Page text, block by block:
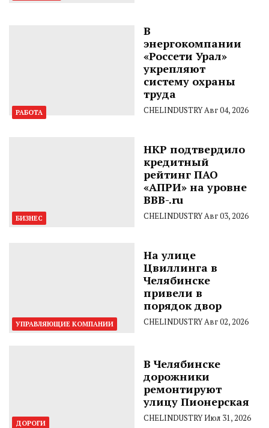
РАБОТА
В
энергокомпании
«Россети Урал»
укрепляют
систему охраны
труда
CHELINDUSTRYАвг 04, 2026
БИЗНЕС
НКР подтвердило
кредитный
рейтинг ПАО
«АПРИ» на уровне
BBB-.ru
CHELINDUSTRYАвг 03, 2026
УПРАВЛЯЮЩИЕ КОМПАНИИ
На улице
Цвиллинга в
Челябинске
привели в
порядок двор
CHELINDUSTRYАвг 02, 2026
ДОРОГИ
В Челябинске
дорожники
ремонтируют
улицу Пионерская
CHELINDUSTRYИюл 31, 2026